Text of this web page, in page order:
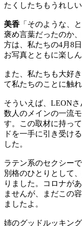
たくしたちもうれしい
美香 「そのような、
褒め言葉だったのか
方は、私たちの4月8
お写真とともに楽し
また、私たちも大好
て私たちのことに触
そういえば、LEONさ
数人のメインの一流
す。この取材に持っ
ドを一手に引き受け
した。
ラテン系のセクシー
別格のひとりとして
りました。コロナが
ませんが、まだこの
ましたよ。
姉のグッドルッキン